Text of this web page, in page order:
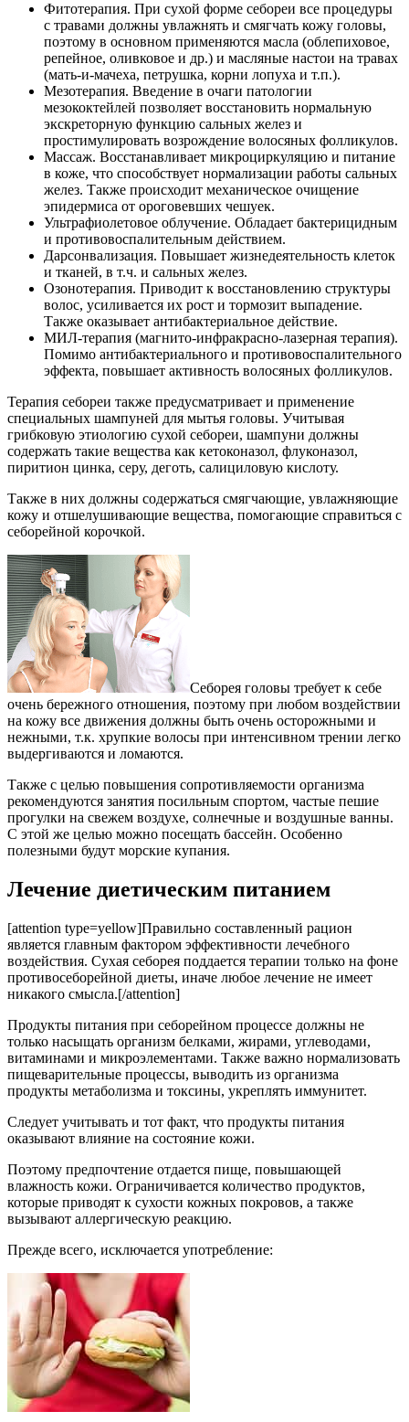
Фитотерапия. При сухой форме себореи все процедуры
с травами должны увлажнять и смягчать кожу головы,
поэтому в основном применяются масла (облепиховое,
репейное, оливковое и др.) и масляные настои на травах
(мать-и-мачеха, петрушка, корни лопуха и т.п.).
Мезотерапия. Введение в очаги патологии
мезококтейлей позволяет восстановить нормальную
экскреторную функцию сальных желез и
простимулировать возрождение волосяных фолликулов.
Массаж. Восстанавливает микроциркуляцию и питание
в коже, что способствует нормализации работы сальных
желез. Также происходит механическое очищение
эпидермиса от ороговевших чешуек.
Ультрафиолетовое облучение. Обладает бактерицидным
и противовоспалительным действием.
Дарсонвализация. Повышает жизнедеятельность клеток
и тканей, в т.ч. и сальных желез.
Озонотерапия. Приводит к восстановлению структуры
волос, усиливается их рост и тормозит выпадение.
Также оказывает антибактериальное действие.
МИЛ-терапия (магнито-инфракрасно-лазерная терапия).
Помимо антибактериального и противовоспалительного
эффекта, повышает активность волосяных фолликулов.
Терапия себореи также предусматривает и применение
специальных шампуней для мытья головы. Учитывая
грибковую этиологию сухой себореи, шампуни должны
содержать такие вещества как кетоконазол, флуконазол,
пиритион цинка, серу, деготь, салициловую кислоту.
Также в них должны содержаться смягчающие, увлажняющие
кожу и отшелушивающие вещества, помогающие справиться с
себорейной корочкой.
Себорея головы требует к себе
очень бережного отношения, поэтому при любом воздействии
на кожу все движения должны быть очень осторожными и
нежными, т.к. хрупкие волосы при интенсивном трении легко
выдергиваются и ломаются.
Также с целью повышения сопротивляемости организма
рекомендуются занятия посильным спортом, частые пешие
прогулки на свежем воздухе, солнечные и воздушные ванны.
С этой же целью можно посещать бассейн. Особенно
полезными будут морские купания.
Лечение диетическим питанием
[attention type=yellow]Правильно составленный рацион
является главным фактором эффективности лечебного
воздействия. Сухая себорея поддается терапии только на фоне
противосеборейной диеты, иначе любое лечение не имеет
никакого смысла.[/attention]
Продукты питания при себорейном процессе должны не
только насыщать организм белками, жирами, углеводами,
витаминами и микроэлементами. Также важно нормализовать
пищеварительные процессы, выводить из организма
продукты метаболизма и токсины, укреплять иммунитет.
Следует учитывать и тот факт, что продукты питания
оказывают влияние на состояние кожи.
Поэтому предпочтение отдается пище, повышающей
влажность кожи. Ограничивается количество продуктов,
которые приводят к сухости кожных покровов, а также
вызывают аллергическую реакцию.
Прежде всего, исключается употребление: